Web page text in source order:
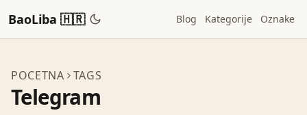
BaoLiba 🇭🇷 Blog Kategorije Oznake
POCETNA TAGS
Telegram